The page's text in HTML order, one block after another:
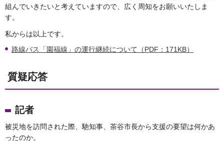
組んでいきたいと考えていますので、広く周知をお願いいたしま
す。
私からは以上です。
路線バス「園福線」の運行継続について（PDF：171KB）
質疑応答
記者
被災地を訪問された際、馳知事、茶谷市長から支援の要望は何かあ
ったのか。